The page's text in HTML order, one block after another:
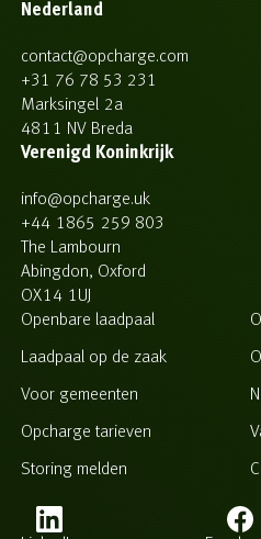
Nederland
contact@opcharge.com
+31 76 78 53 231
Marksingel 2a
4811 NV Breda
Verenigd Koninkrijk
info@opcharge.uk
+44 1865 259 803
The Lambourn
Abingdon, Oxford
OX14 1UJ
Openbare laadpaal
Laadpaal op de zaak
Voor gemeenten
Opcharge tarieven
Storing melden